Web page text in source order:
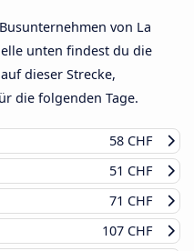
von La
unten findest du die
dieser Strecke,
die folgenden Tage.
58 CHF
51 CHF
71 CHF
107 CHF